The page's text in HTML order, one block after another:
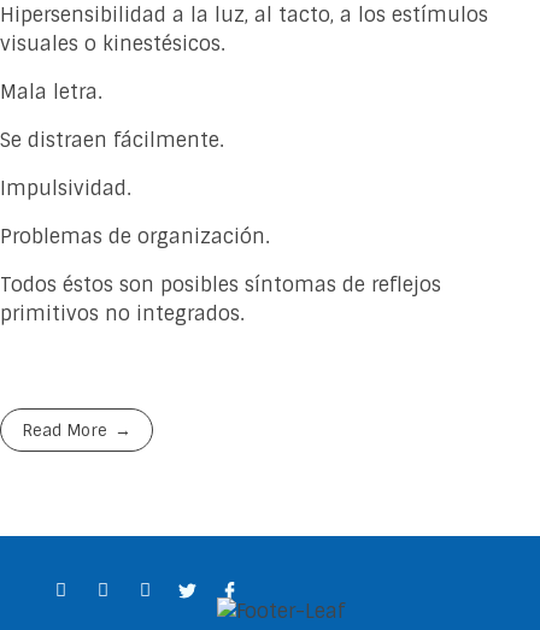
Hipersensibilidad a la luz, al tacto, a los estímulos
visuales o kinestésicos.
Mala letra.
Se distraen fácilmente.
Impulsividad.
Problemas de organización.
Todos éstos son posibles síntomas de reflejos
primitivos no integrados.
Read More